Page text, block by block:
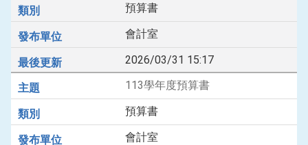
預算書
會計室
2026/03/31 15:17
113學年度預算書
預算書
會計室